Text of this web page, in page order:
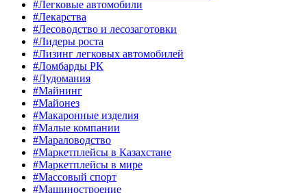
#Легковые автомобили
#Лекарства
#Лесоводство и лесозаготовки
#Лидеры роста
#Лизинг легковых автомобилей
#Ломбарды РК
#Лудомания
#Майнинг
#Майонез
#Макаронные изделия
#Малые компании
#Мараловодство
#Маркетплейсы в Казахстане
#Маркетплейсы в мире
#Массовый спорт
#Машиностроение